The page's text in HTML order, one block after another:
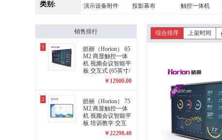
类别: 演示设备附件 投影幕布 触控一体机
销售排行
1
皓丽（Horion） 65
M2 商显触控一体
机 视频会议智能平
板 交互式 (65英寸/
4K超高清)
￥ 12900.00
2
皓丽（Horion） 75
M2 商显触控一体
机 视频会议智能平
板 培训教学 交互
式 (75英寸/4K超高
￥22298.40
综合排序 上架时间